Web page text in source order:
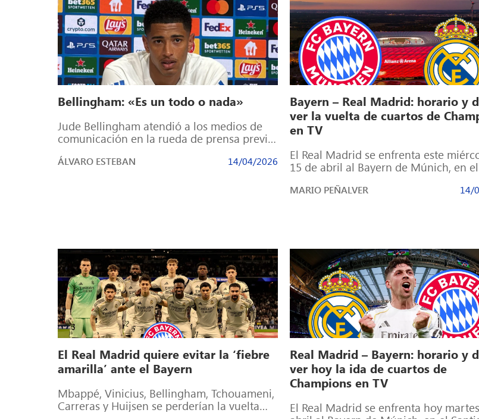
Bellingham: «Es un todo o nada»
Jude Bellingham atendió a los medios de
comunicación en la rueda de prensa previa
ÁLVARO ESTEBAN 14/04/2026
Bayern – Real Madrid: horario y
ver la vuelta de cuartos de
en TV
El Real Madrid se enfrenta este
15 de abril al Bayern de Múnich, en el
MARIO PEÑALVER 14/
El Real Madrid quiere evitar la ‘fiebre
amarilla’ ante el Bayern
Mbappé, Vinicius, Bellingham, Tchouameni,
Carreras y Huijsen se perderían la vuelta
Real Madrid – Bayern: horario y
ver hoy la ida de cuartos de
Champions en TV
El Real Madrid se enfrenta hoy